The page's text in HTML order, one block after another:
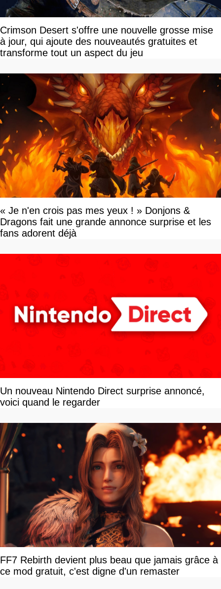
Crimson Desert s'offre une nouvelle grosse mise
à jour, qui ajoute des nouveautés gratuites et
transforme tout un aspect du jeu
« Je n'en crois pas mes yeux ! » Donjons &
Dragons fait une grande annonce surprise et les
fans adorent déjà
Un nouveau Nintendo Direct surprise annoncé,
voici quand le regarder
FF7 Rebirth devient plus beau que jamais grâce à
ce mod gratuit, c'est digne d'un remaster